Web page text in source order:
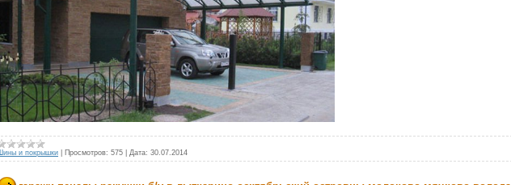
Шины и покрышки Просмотров: 575 Дата: 30.07.2014